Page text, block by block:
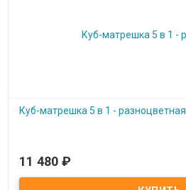
Куб-матрешка 5 в 1 - разноцветная
Под заказ
Куб-матрешка 5 в 1 - разноцветная
11 480 ₽